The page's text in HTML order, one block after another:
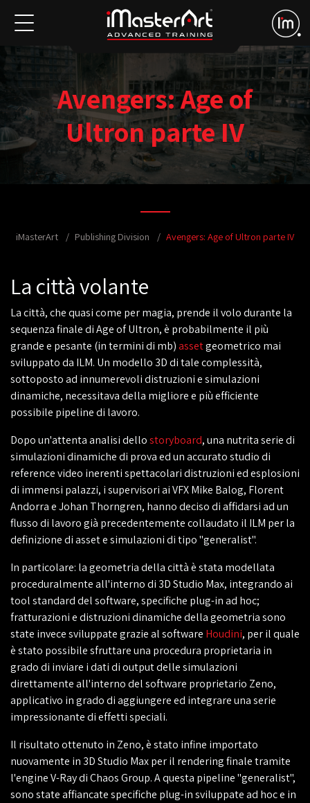
Avengers: Age of
Ultron parte IV
iMasterArt Publishing Division Avengers: Age of Ultron parte IV
La città volante
La città, che quasi come per magia, prende il volo durante la
sequenza finale di Age of Ultron, è probabilmente il più
grande e pesante (in termini di mb)assetgeometrico mai
sviluppato da ILM. Un modello 3D di tale complessità,
sottoposto ad innumerevoli distruzioni e simulazioni
dinamiche, necessitava della migliore e più efficiente
possibile pipeline di lavoro.
Dopo un'attenta analisi dellostoryboard, una nutrita serie di
simulazioni dinamiche di prova ed un accurato studio di
reference video inerenti spettacolari distruzioni ed esplosioni
di immensi palazzi, i supervisori ai VFX Mike Balog, Florent
Andorra e Johan Thorngren, hanno deciso di affidarsi ad un
flusso di lavoro già precedentemente collaudato il ILM per la
definizione di asset e simulazioni di tipo "generalist".
In particolare: la geometria della città è stata modellata
proceduralmente all'interno di 3D Studio Max, integrando ai
tool standard del software, specifiche plug-in ad hoc;
fratturazioni e distruzioni dinamiche della geometria sono
state invece sviluppate grazie al software Houdini, per il quale
è stato possibile sfruttare una procedura proprietaria in
grado di inviare i dati di output delle simulazioni
direttamente all'interno del software proprietario Zeno,
applicativo in grado di aggiungere ed integrare una serie
impressionante di effetti speciali.
Il risultato ottenuto in Zeno, è stato infine importato
nuovamente in 3D Studio Max per il rendering finale tramite
l'engine V-Ray di Chaos Group. A questa pipeline "generalist",
sono state affiancate specifiche plug-in sviluppate ad hoc e in